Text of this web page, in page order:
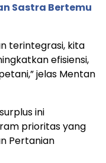
Sastra Bertemu
terintegrasi, kita
efisiensi,
jelas Mentan
ini
prioritas yang
Pertanian